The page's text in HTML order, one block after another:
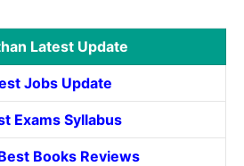
Latest Update
Jobs Update
Exams Syllabus
Books Reviews